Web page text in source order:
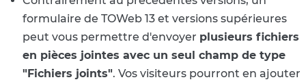
formulaire de TOWeb 13 et versions supérieures
peut vous permettre d'envoyer plusieurs fichiers
en pièces jointes avec un seul champ de type
"Fichiers joints". Vos visiteurs pourront en ajouter